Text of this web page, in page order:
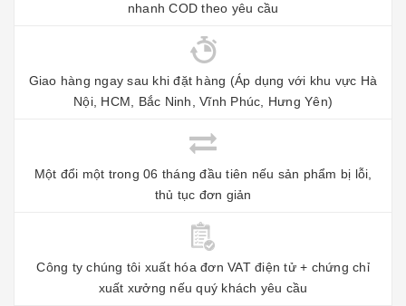
nhanh COD theo yêu cầu
Giao hàng ngay sau khi đặt hàng (Áp dụng với khu vực Hà
Nội, HCM, Bắc Ninh, Vĩnh Phúc, Hưng Yên)
Một đổi một trong 06 tháng đầu tiên nếu sản phẩm bị lỗi,
thủ tục đơn giản
Công ty chúng tôi xuất hóa đơn VAT điện tử + chứng chỉ
xuất xưởng nếu quý khách yêu cầu